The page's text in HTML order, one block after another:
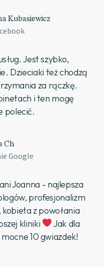
Kubasiewicz
Jest szybko,
Dzieciaki też chodzą
za rączkę.
i ten mogę
polecić.
Ch
Google
Joanna - najlepsza
profesjonalizm
z powołania
kliniki
Jak dla
10 gwiazdek!